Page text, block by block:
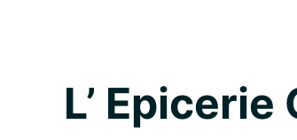
Matricielle
L’